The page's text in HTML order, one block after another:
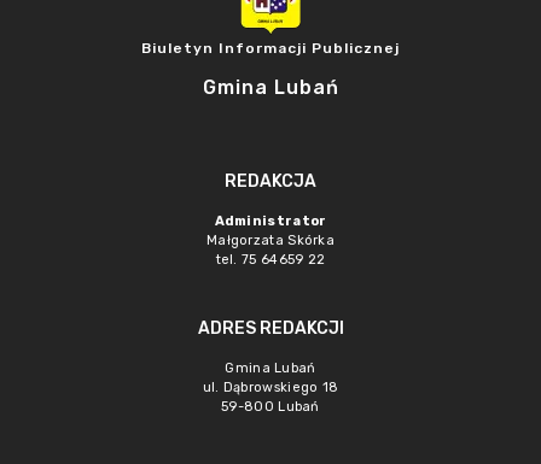
Biuletyn Informacji Publicznej
Gmina Lubań
REDAKCJA
Administrator
Małgorzata Skórka
tel. 75 64659 22
ADRES REDAKCJI
Gmina Lubań
ul. Dąbrowskiego 18
59-800 Lubań